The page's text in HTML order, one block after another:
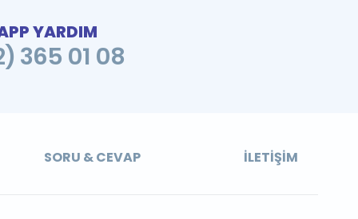
YARDIM
365 01 08
SORU & CEVAP İLETIŞIM